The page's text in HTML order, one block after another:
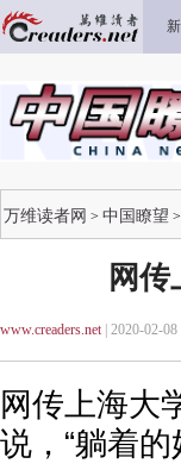
万维读者网 > 中国瞭望
网
www.creaders.net| 2020-02-
网传上海大
说，“躺着